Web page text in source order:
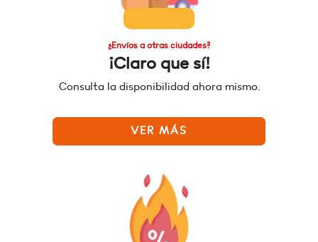
¿Envíos a otras ciudades?
¡Claro que sí!
Consulta la disponibilidad ahora mismo.
VER MÁS